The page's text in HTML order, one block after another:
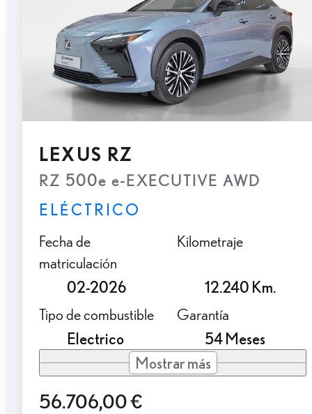
LEXUS RZ
RZ 500e e-EXECUTIVE AWD
ELÉCTRICO
Fecha de
matriculación
02-2026
Kilometraje
12.240 Km.
Tipo de combustible
Electrico
Garantía
54 Meses
Mostrar más
56.706,00 €